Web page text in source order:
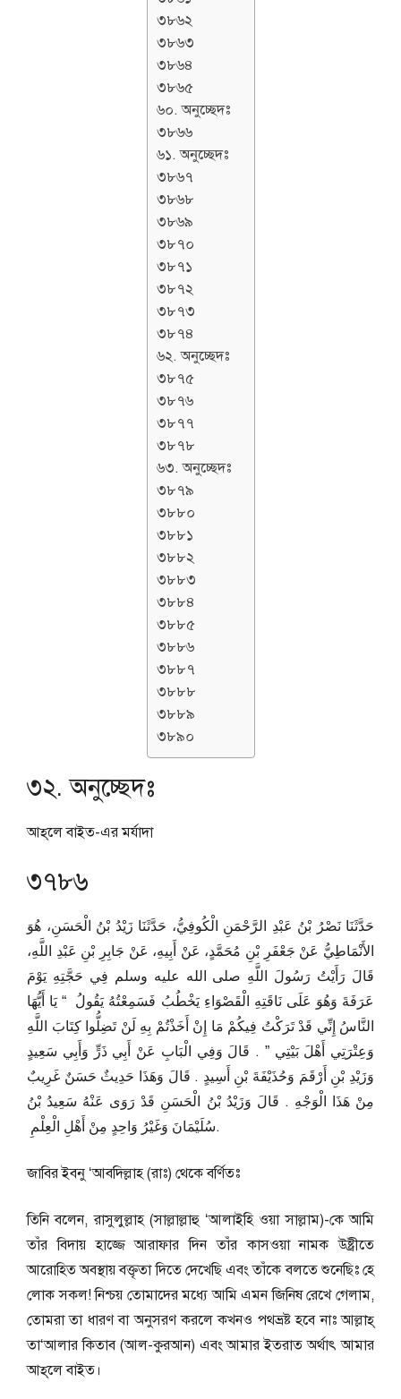
৩৮৬২
৩৮৬৩
৩৮৬৪
৩৮৬৫
৬০. অনুচ্ছেদঃ
৩৮৬৬
৬১. অনুচ্ছেদঃ
৩৮৬৭
৩৮৬৮
৩৮৬৯
৩৮৭০
৩৮৭১
৩৮৭২
৩৮৭৩
৩৮৭৪
৬২. অনুচ্ছেদঃ
৩৮৭৫
৩৮৭৬
৩৮৭৭
৩৮৭৮
৬৩. অনুচ্ছেদঃ
৩৮৭৯
৩৮৮০
৩৮৮১
৩৮৮২
৩৮৮৩
৩৮৮৪
৩৮৮৫
৩৮৮৬
৩৮৮৭
৩৮৮৮
৩৮৮৯
৩৮৯০
৩২. অনুচ্ছেদঃ
আহ্‌লে বাইত-এর মর্যাদা
৩৭৮৬
حَدَّثَنَا نَصْرُ بْنُ عَبْدِ الرَّحْمَنِ الْكُوفِيُّ، حَدَّثَنَا زَيْدُ بْنُ الْحَسَنِ، هُوَ
الأَنْمَاطِيُّ عَنْ جَعْفَرِ بْنِ مُحَمَّدٍ، عَنْ أَبِيهِ، عَنْ جَابِرِ بْنِ عَبْدِ اللَّهِ،
قَالَ رَأَيْتُ رَسُولَ اللَّهِ صلى الله عليه وسلم فِي حَجَّتِهِ يَوْمَ
عَرَفَةَ وَهُوَ عَلَى نَاقَتِهِ الْقَصْوَاءِ يَخْطُبُ فَسَمِعْتُهُ يَقُولُ ‏ “‏ يَا أَيُّهَا
النَّاسُ إِنِّي قَدْ تَرَكْتُ فِيكُمْ مَا إِنْ أَخَذْتُمْ بِهِ لَنْ تَضِلُّوا كِتَابَ اللَّهِ
وَعِتْرَتِي أَهْلَ بَيْتِي ‏”‏ ‏.‏ قَالَ وَفِي الْبَابِ عَنْ أَبِي ذَرٍّ وَأَبِي سَعِيدٍ
وَزَيْدِ بْنِ أَرْقَمَ وَحُذَيْفَةَ بْنِ أَسِيدٍ ‏.‏ قَالَ وَهَذَا حَدِيثٌ حَسَنٌ غَرِيبٌ
مِنْ هَذَا الْوَجْهِ ‏.‏ قَالَ وَزَيْدُ بْنُ الْحَسَنِ قَدْ رَوَى عَنْهُ سَعِيدُ بْنُ
سُلَيْمَانَ وَغَيْرُ وَاحِدٍ مِنْ أَهْلِ الْعِلْمِ ‏.
জাবির ইবনু ‘আবদিল্লাহ (রাঃ) থেকে বর্ণিতঃ
তিনি বলেন, রাসুলুল্লাহ (সাল্লাল্লাহু ‘আলাইহি ওয়া সাল্লাম)-কে আমি
তাঁর বিদায় হাজ্জে আরাফার দিন তাঁর কাসওয়া নামক উষ্ট্রীতে
আরোহিত অবস্থায় বক্তৃতা দিতে দেখেছি এবং তাঁকে বলতে শুনেছিঃ হে
লোক সকল! নিশ্চয় তোমাদের মধ্যে আমি এমন জিনিষ রেখে গেলাম,
তোমরা তা ধারণ বা অনুসরণ করলে কখনও পথভ্রষ্ট হবে নাঃ আল্লাহ্‌
তা‘আলার কিতাব (আল-কুরআন) এবং আমার ইতরাত অর্থাৎ আমার
আহ্‌লে বাইত।